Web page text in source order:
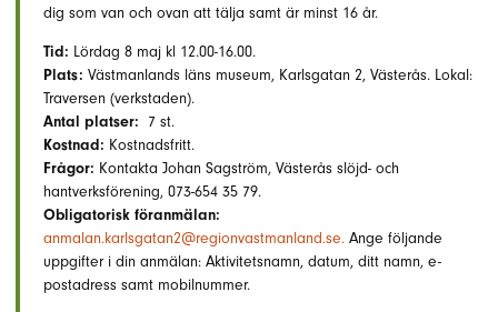
dig som van och ovan att tälja samt är minst 16 år.
Tid: Lördag 8 maj kl 12.00-16.00.
Plats: Västmanlands läns museum, Karlsgatan 2, Västerås. Lokal:
Traversen (verkstaden).
Antal platser: 7 st.
Kostnad: Kostnadsfritt.
Frågor: Kontakta Johan Sagström, Västerås slöjd- och
hantverksförening, 073-654 35 79.
Obligatorisk föranmälan:
anmalan.karlsgatan2@regionvastmanland.se. Ange följande
uppgifter i din anmälan: Aktivitetsnamn, datum, ditt namn, e-
postadress samt mobilnummer.